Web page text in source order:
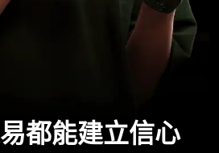
都能建立信心